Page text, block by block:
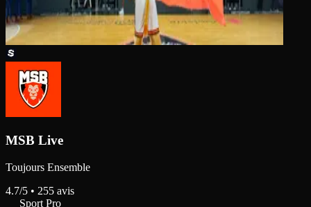
MSB Live
Toujours Ensemble
4.7/5 • 255 avis
Sport Pro